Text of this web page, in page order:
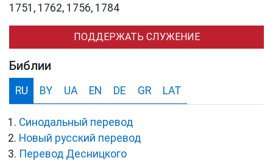
1751, 1762, 1756, 1784
ПОДДЕРЖАТЬ СЛУЖЕНИЕ
Библии
RU BY UA EN DE GR LAT
Синодальный перевод
Новый русский перевод
Перевод Десницкого